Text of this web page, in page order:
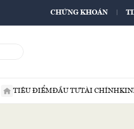
CHỨNG KHOÁN
TIÊU ĐIỂMĐẦU TƯTÀI CHÍNH